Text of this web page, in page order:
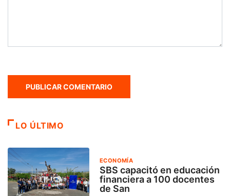
LO ÚLTIMO
ECONOMÍA
SBS capacitó en educación
financiera a 100 docentes
de San